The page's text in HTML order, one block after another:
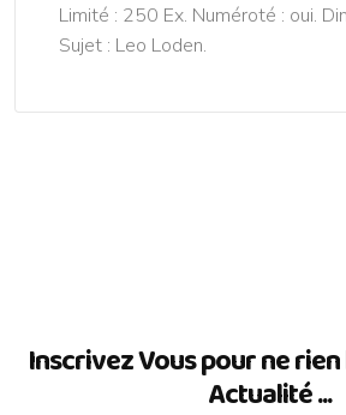
Limité : 250 Ex. Numéroté : oui.
Sujet : Leo Loden.
Inscrivez Vous pour ne
Actualité ...